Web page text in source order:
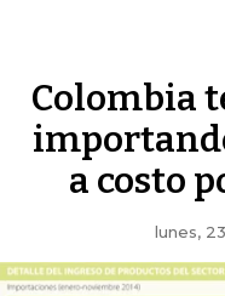
Colombia
a costo
lunes,